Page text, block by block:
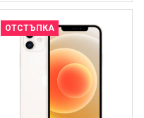
ОТСТЪПКА